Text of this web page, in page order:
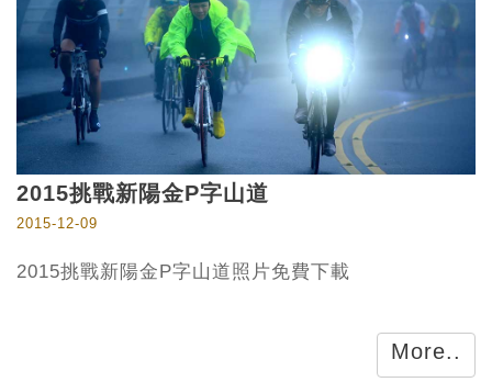
2015挑戰新陽金P字山道
2015-12-09
2015挑戰新陽金P字山道照片免費下載
More..